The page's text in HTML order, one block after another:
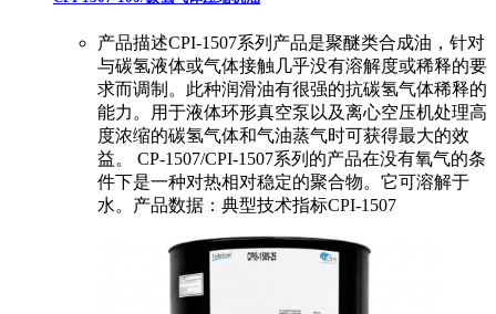
产品描述CPI-1507系列产品是聚醚类合成油，针对
与碳氢液体或气体接触几乎没有溶解度或稀释的要
求而调制。此种润滑油有很强的抗碳氢气体稀释的
能力。用于液体环形真空泵以及离心空压机处理高
度浓缩的碳氢气体和气油蒸气时可获得最大的效
益。 CP-1507/CPI-1507系列的产品在没有氧气的条
件下是一种对热相对稳定的聚合物。它可溶解于
水。产品数据：典型技术指标CPI-1507